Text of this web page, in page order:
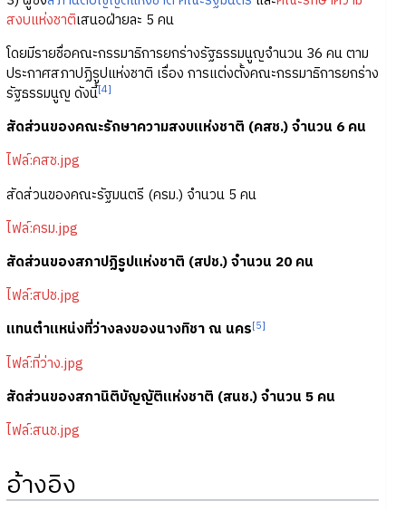
สงบแห่งชาติเสนอฝ่ายละ 5 คน
โดยมีรายชื่อคณะกรรมาธิการยกร่างรัฐธรรมนูญจำนวน 36 คน ตาม
ประกาศสภาปฏิรูปแห่งชาติ เรื่อง การแต่งตั้งคณะกรรมาธิการยกร่าง
รัฐธรรมนูญ ดังนี้[4]
สัดส่วนของคณะรักษาความสงบแห่งชาติ (คสช.) จำนวน 6 คน
ไฟล์:คสช.jpg
สัดส่วนของคณะรัฐมนตรี (ครม.) จำนวน 5 คน
ไฟล์:ครม.jpg
สัดส่วนของสภาปฏิรูปแห่งชาติ (สปช.) จำนวน 20 คน
ไฟล์:สปช.jpg
แทนตำแหน่งที่ว่างลงของนางทิชา ณ นคร[5]
ไฟล์:ที่ว่าง.jpg
สัดส่วนของสภานิติบัญญัติแห่งชาติ (สนช.) จำนวน 5 คน
ไฟล์:สนช.jpg
อ้างอิง